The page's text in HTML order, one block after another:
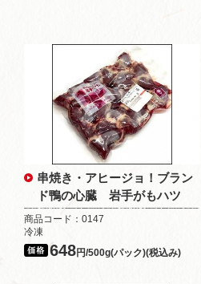
串焼き・アヒージョ！ブラン
ド鴨の心臓 岩手がもハツ
商品コード：0147
冷凍
648円/500g(パック)(税込み)